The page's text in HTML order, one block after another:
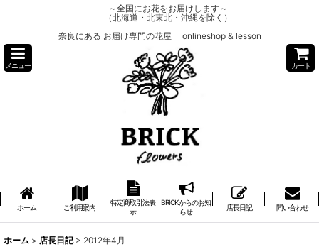
～全国にお花をお届けします～
（北海道・北東北・沖縄を除く）
奈良にある お届け専門の花屋 onlineshop & lesson
メニュー カート
ホーム ご利用案内
特定商取引法表
示
BRICKからのお知
らせ
店長日記 問い合わせ
ホーム > 店長日記 > 2012年4月